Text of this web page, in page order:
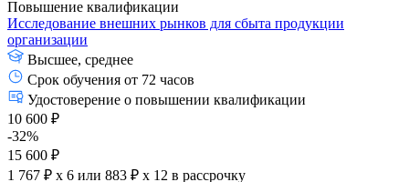
Повышение квалификации
Исследование внешних рынков для сбыта продукции
организации
Высшее, среднее
Срок обучения от 72 часов
Удостоверение о повышении квалификации
10 600 ₽
-32%
15 600 ₽
1 767 ₽ x 6 или 883 ₽ x 12 в рассрочку